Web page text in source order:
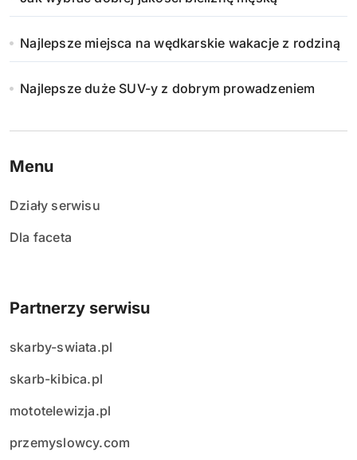
Najlepsze miejsca na wędkarskie wakacje z rodziną
Najlepsze duże SUV-y z dobrym prowadzeniem
Menu
Działy serwisu
Dla faceta
Partnerzy serwisu
skarby-swiata.pl
skarb-kibica.pl
mototelewizja.pl
przemyslowcy.com